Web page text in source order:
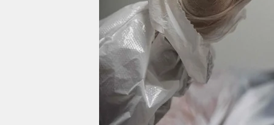
shop
fragen & hilfe
unterstützen
abo
genossenschaft